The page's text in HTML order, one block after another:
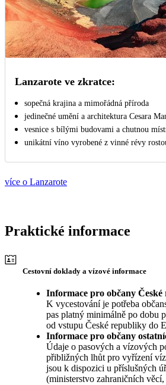
Lanzarote ve zkratce:
sopečná krajina a mimořádná příroda
jedinečné umění a architektura Cesara
vesnice s bílými budovami a chutnou
unikátní víno vyrobené z vinné révy
více o Lanzarote
Praktické informace
Cestovní doklady a vízové informace
Informace pro občany
K vycestování je potřeba
pas platný minimálně po dobu
od vstupu České republiky do
Informace pro občany
Údaje o pasových a vízových
přibližných lhůt pro vyřízení
jsou k dispozici u příslušných
(ministerstvo zahraničních